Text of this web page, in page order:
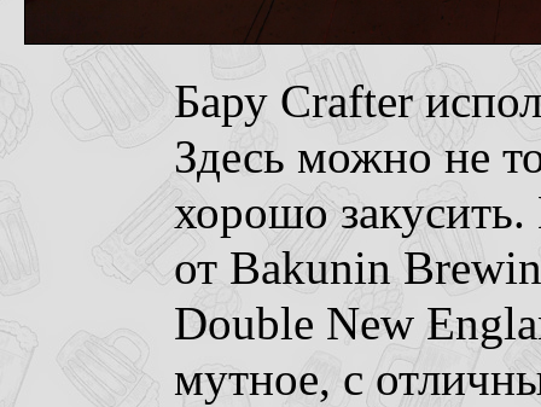
Бару Crafter
Здесь можно не
хорошо
от Bakunin
Double New
мутное, с